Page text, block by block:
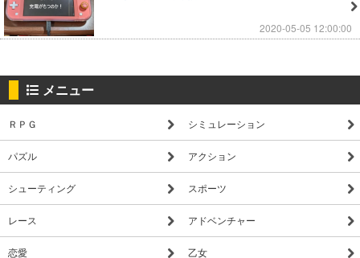
2020-05-05 12:00:00
メニュー
ＲＰＧ シミュレーション
パズル アクション
シューティング スポーツ
レース アドベンチャー
恋愛 乙女